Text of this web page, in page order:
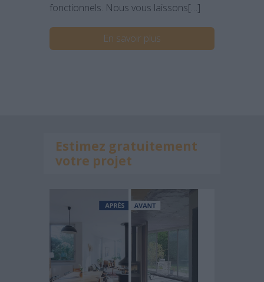
fonctionnels. Nous vous laissons[…]
En savoir plus
Estimez gratuitement
votre projet